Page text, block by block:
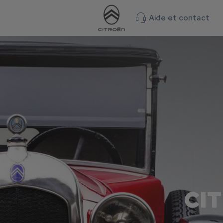
Aide et contact